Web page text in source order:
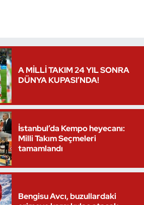
A MİLLİ TAKIM 24 YIL SONRA
DÜNYA KUPASI’NDA!
İstanbul’da Kempo heyecanı:
Milli Takım Seçmeleri
tamamlandı
Bengisu Avcı, buzullardaki
Fitness